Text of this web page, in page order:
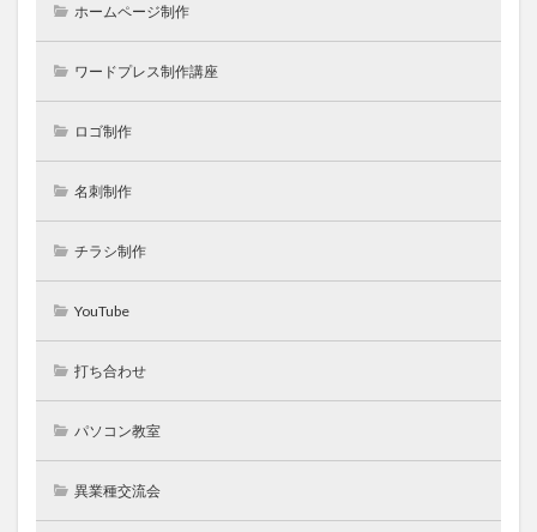
ホームページ制作
ワードプレス制作講座
ロゴ制作
名刺制作
チラシ制作
YouTube
打ち合わせ
パソコン教室
異業種交流会